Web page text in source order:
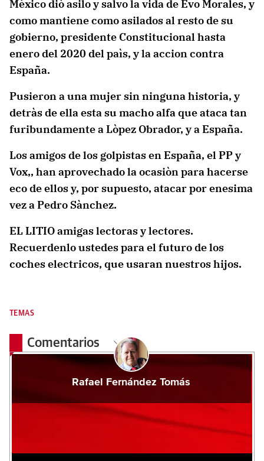
Mèxico diò asilo y salvo la vida de Evo Morales, y
como mantiene como asilados al resto de su
gobierno, presidente Constitucional hasta
enero del 2020 del paìs, y la accion contra
España.
Pusieron a una mujer sin ninguna historia, y
detràs de ella esta su macho alfa que ataca tan
furibundamente a Lòpez Obrador, y a España.
Los amigos de los golpistas en España, el PP y
Vox,, han aprovechado la ocasiòn para hacerse
eco de ellos y, por supuesto, atacar por enesima
vez a Pedro Sànchez.
EL LITIO amigas lectoras y lectores.
Recuerdenlo ustedes para el futuro de los
coches electricos, que usaran nuestros hijos.
TEMAS
Comentarios
Rafael Fernández Tomás